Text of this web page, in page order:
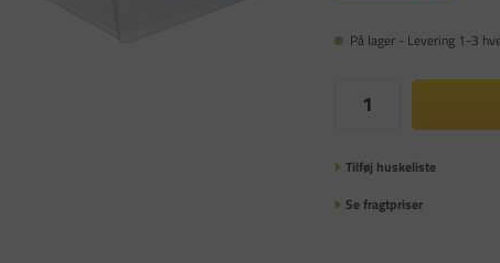
På lager - Levering 1-3
Tilføj huskeliste
Se fragtpriser